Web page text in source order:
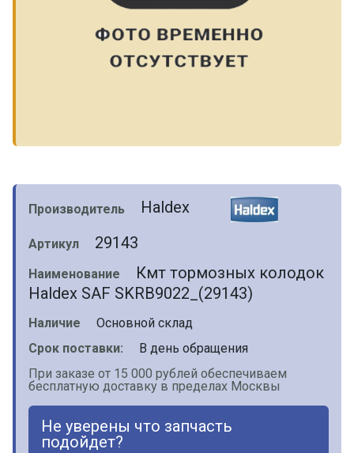
Производитель Haldex
Артикул 29143
Наименование
Кмт тормозных колодок
Haldex SAF SKRB9022_(29143)
Наличие
Основной склад
Срок поставки:
В день обращения
При заказе от 15 000 рублей обеспечиваем
бесплатную доставку в пределах Москвы
Не уверены что запчасть
подойдет?